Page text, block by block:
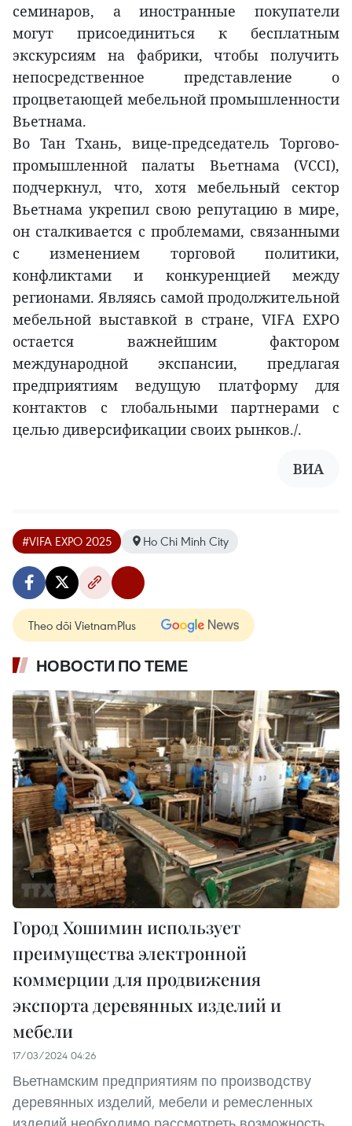
семинаров, а иностранные покупатели
могут присоединиться к бесплатным
экскурсиям на фабрики, чтобы получить
непосредственное представление о
процветающей мебельной промышленности
Вьетнама.
Во Тан Тхань, вице-председатель Торгово-
промышленной палаты Вьетнама (VCCI),
подчеркнул, что, хотя мебельный сектор
Вьетнама укрепил свою репутацию в мире,
он сталкивается с проблемами, связанными
с изменением торговой политики,
конфликтами и конкуренцией между
регионами. Являясь самой продолжительной
мебельной выставкой в стране, VIFA EXPO
остается важнейшим фактором
международной экспансии, предлагая
предприятиям ведущую платформу для
контактов с глобальными партнерами с
целью диверсификации своих рынков./.
ВИА
#VIFA EXPO 2025 Ho Chi Minh City
Theo dõi VietnamPlus
НОВОСТИ ПО ТЕМЕ
Город Хошимин использует
преимущества электронной
коммерции для продвижения
экспорта деревянных изделий и
мебели
17/03/2024 04:26
Вьетнамским предприятиям по производству
деревянных изделий, мебели и ремесленных